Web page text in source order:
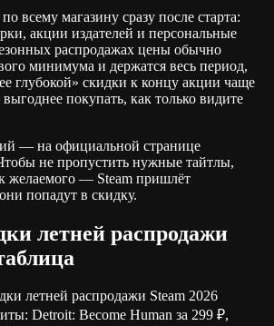
всему магазину сразу после старта:
акции издателей и персональные
распродажах цены обычно
минимума и держатся весь период,
глубокой» скидки к концу акции чаще
покупать, как только видите
— на официальной странице
не пропустить нужные тайтлы,
желаемого — Steam пришлёт
попадут в скидку.
летней распродажи
летней распродажи Steam 2026
Detroit: Become Human за 299 ₽,